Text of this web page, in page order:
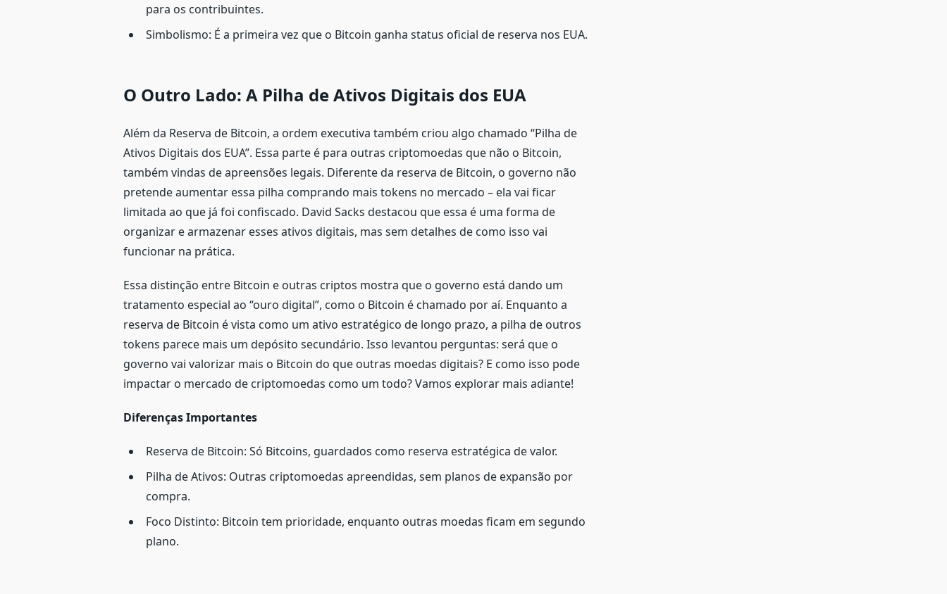
para os contribuintes.
Simbolismo: É a primeira vez que o Bitcoin ganha status oficial de reserva nos EUA.
O Outro Lado: A Pilha de Ativos Digitais dos EUA
Além da Reserva de Bitcoin, a ordem executiva também criou algo chamado “Pilha de
Ativos Digitais dos EUA”. Essa parte é para outras criptomoedas que não o Bitcoin,
também vindas de apreensões legais. Diferente da reserva de Bitcoin, o governo não
pretende aumentar essa pilha comprando mais tokens no mercado – ela vai ficar
limitada ao que já foi confiscado. David Sacks destacou que essa é uma forma de
organizar e armazenar esses ativos digitais, mas sem detalhes de como isso vai
funcionar na prática.
Essa distinção entre Bitcoin e outras criptos mostra que o governo está dando um
tratamento especial ao “ouro digital”, como o Bitcoin é chamado por aí. Enquanto a
reserva de Bitcoin é vista como um ativo estratégico de longo prazo, a pilha de outros
tokens parece mais um depósito secundário. Isso levantou perguntas: será que o
governo vai valorizar mais o Bitcoin do que outras moedas digitais? E como isso pode
impactar o mercado de criptomoedas como um todo? Vamos explorar mais adiante!
Diferenças Importantes
Reserva de Bitcoin: Só Bitcoins, guardados como reserva estratégica de valor.
Pilha de Ativos: Outras criptomoedas apreendidas, sem planos de expansão por
compra.
Foco Distinto: Bitcoin tem prioridade, enquanto outras moedas ficam em segundo
plano.